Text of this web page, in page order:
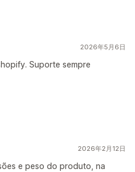
2026年5月6日
Suporte sempre
2026年2月12日
e peso do produto, na